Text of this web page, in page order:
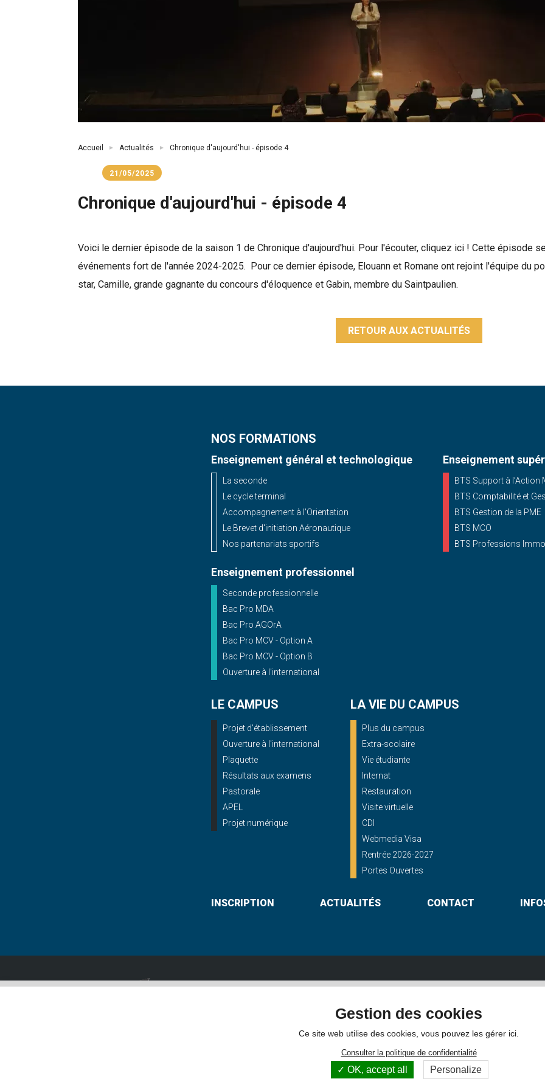
Fil
Accueil Actualités Chronique d'aujourd'hui - épisode 4
21/05/2025
Chronique d'aujourd'hui - épisode 4
Voici le dernier épisode de la saison 1 de Chronique d'aujourd'hui. Pour l'écouter, cliquez ici ! Cette épisode
événements fort de l'année 2024-2025. Pour ce dernier épisode, Elouann et Romane ont rejoint l'équipe du
star, Camille, grande gagnante du concours d'éloquence et Gabin, membre du Saintpaulien.
RETOUR AUX ACTUALITÉS
NOS FORMATIONS
Enseignement général et technologique
La seconde
Le cycle terminal
Accompagnement à l'Orientation
Le Brevet d'initiation Aéronautique
Nos partenariats sportifs
Enseignement professionnel
Seconde professionnelle
Bac Pro MDA
Bac Pro AGOrA
Bac Pro MCV - Option A
Bac Pro MCV - Option B
Ouverture à l'international
Enseignement
BTS Support à l’Action
BTS Comptabilité et
BTS Gestion de la PME
BTS MCO
BTS Professions
LE CAMPUS
Projet d'établissement
Ouverture à l'international
Plaquette
Résultats aux examens
Pastorale
APEL
Projet numérique
LA VIE DU CAMPUS
Plus du campus
Extra-scolaire
Vie étudiante
Internat
Restauration
Visite virtuelle
CDI
Webmedia Visa
Rentrée 2026-2027
Portes Ouvertes
INSCRIPTION ACTUALITÉS CONTACT
12, allée Gabriel Deshayes - 56000 VANNES
Itinéraire
16, rue du Maréchal Foch - 56000
02 97 46 60 30 Itinéraire
Gestion des cookies
Ce site web utilise des cookies, vous pouvez les gérer ici.
Consulter la politique de confidentialité
OK, accept all Personalize